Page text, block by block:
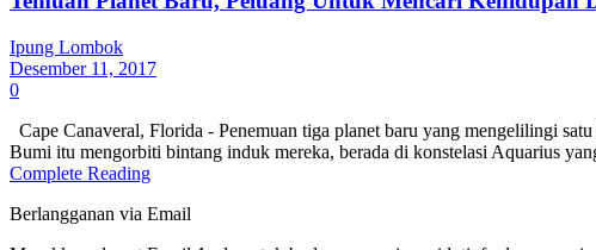
Ipung Lombok
Desember 11, 2017
0
Cape Canaveral, Florida - Penemuan tiga planet baru yang mengelilingi
Bumi itu mengorbiti bintang induk mereka, berada di konstelasi Aquarius
Complete Reading
Berlangganan via Email